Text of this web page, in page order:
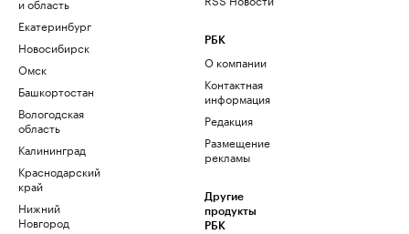
Екатеринбург
Новосибирск
Омск
Башкортостан
Вологодская
область
Калининград
Краснодарский
край
Нижний
Новгород
РБК
О компании
Контактная
информация
Редакция
Размещение
рекламы
Другие
продукты
РБК